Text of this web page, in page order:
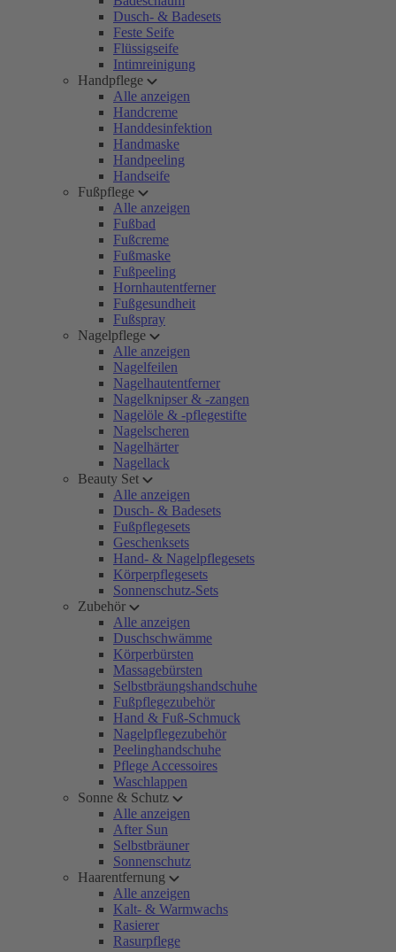
Dusch- & Badesets
Feste Seife
Flüssigseife
Intimreinigung
Handpflege
Alle anzeigen
Handcreme
Handdesinfektion
Handmaske
Handpeeling
Handseife
Fußpflege
Alle anzeigen
Fußbad
Fußcreme
Fußmaske
Fußpeeling
Hornhautentferner
Fußgesundheit
Fußspray
Nagelpflege
Alle anzeigen
Nagelfeilen
Nagelhautentferner
Nagelknipser & -zangen
Nagelöle & -pflegestifte
Nagelscheren
Nagelhärter
Nagellack
Beauty Set
Alle anzeigen
Dusch- & Badesets
Fußpflegesets
Geschenksets
Hand- & Nagelpflegesets
Körperpflegesets
Sonnenschutz-Sets
Zubehör
Alle anzeigen
Duschschwämme
Körperbürsten
Massagebürsten
Selbstbräungshandschuhe
Fußpflegezubehör
Hand & Fuß-Schmuck
Nagelpflegezubehör
Peelinghandschuhe
Pflege Accessoires
Waschlappen
Sonne & Schutz
Alle anzeigen
After Sun
Selbstbräuner
Sonnenschutz
Haarentfernung
Alle anzeigen
Kalt- & Warmwachs
Rasierer
Rasurpflege